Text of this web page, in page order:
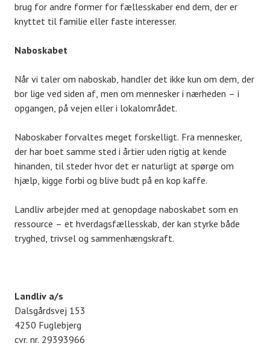
brug for andre former for fællesskaber end dem, der er
knyttet til familie eller faste interesser.
Naboskabet
Når vi taler om naboskab, handler det ikke kun om dem, der
bor lige ved siden af, men om mennesker i nærheden – i
opgangen, på vejen eller i lokalområdet.
Naboskaber forvaltes meget forskelligt. Fra mennesker,
der har boet samme sted i årtier uden rigtig at kende
hinanden, til steder hvor det er naturligt at spørge om
hjælp, kigge forbi og blive budt på en kop kaffe.
Landliv arbejder med at genopdage naboskabet som en
ressource – et hverdagsfællesskab, der kan styrke både
tryghed, trivsel og sammenhængskraft.
Landliv a/s
Dalsgårdsvej 153
4250 Fuglebjerg
cvr. nr. 29393966